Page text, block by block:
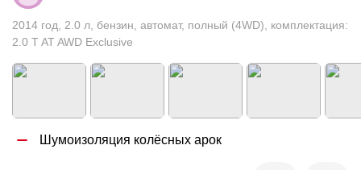
2014 год 2.0 л бензин автомат, полный (4WD)
комплектация:
2.0 T AT AWD Exclusive
Шумоизоляция колёсных арок